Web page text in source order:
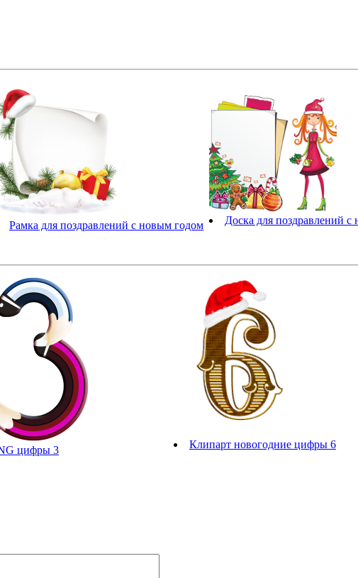
Рамка для поздравлений с новым годом Доска для поздравлений
цифры 3
Клипарт новогодние цифры 6